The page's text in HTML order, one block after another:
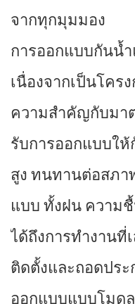
จากทุกมุมมอง
การออกแบบกันน้
เนื่องจากเป็นโคร
ความสำคัญกับมา
รับการออกแบบใ
สูง ทนทานต่อสภา
แบบ ทั้งฝน ความ
ได้ถึงการทำงานที่
ติดตั้งและถอดประ
ออกแบบแบบโมดู